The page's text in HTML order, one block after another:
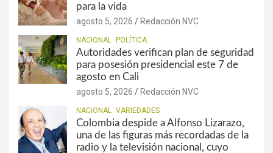
para la vida
agosto 5, 2026 Redacción NVC
NACIONAL POLÍTICA
Autoridades verifican plan de seguridad
para posesión presidencial este 7 de
agosto en Cali
agosto 5, 2026 Redacción NVC
NACIONAL VARIEDADES
Colombia despide a Alfonso Lizarazo,
una de las figuras más recordadas de la
radio y la televisión nacional, cuyo